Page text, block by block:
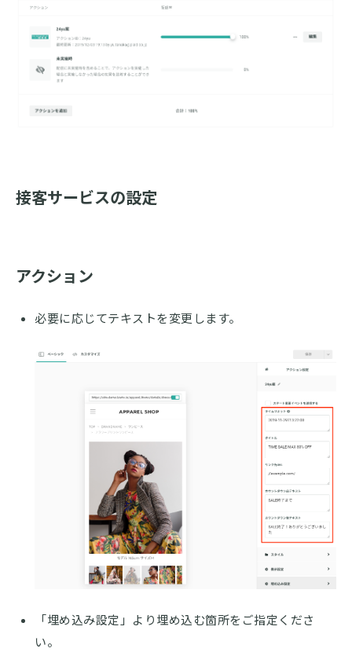
接客サービスの設定
アクション
必要に応じてテキストを変更します。
「埋め込み設定」より埋め込む箇所をご指定くださ
い。